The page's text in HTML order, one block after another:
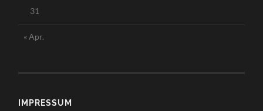
31
« Apr.
IMPRESSUM